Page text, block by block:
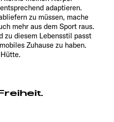
adaptieren.
zu müssen, mache
mehr aus dem Sport raus.
zu diesem Lebensstil passt
Zuhause zu haben.